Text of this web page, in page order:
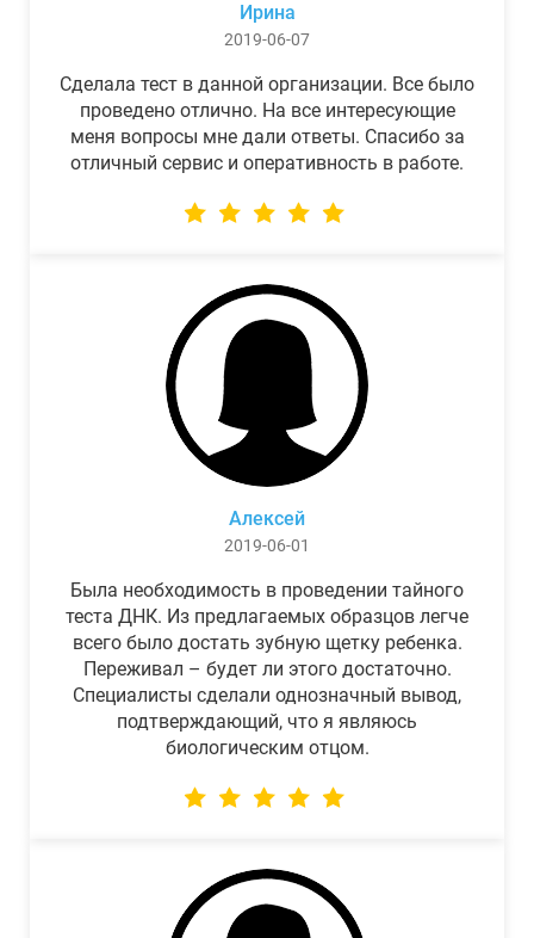
Ирина
2019-06-07
Сделала тест в данной организации. Все было
проведено отлично. На все интересующие
меня вопросы мне дали ответы. Спасибо за
отличный сервис и оперативность в работе.
Алексей
2019-06-01
Была необходимость в проведении тайного
теста ДНК. Из предлагаемых образцов легче
всего было достать зубную щетку ребенка.
Переживал – будет ли этого достаточно.
Специалисты сделали однозначный вывод,
подтверждающий, что я являюсь
биологическим отцом.